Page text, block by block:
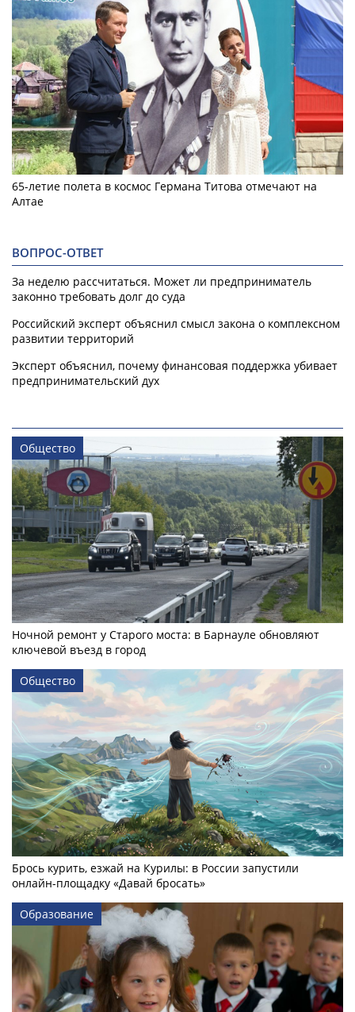
65-летие полета в космос Германа Титова отмечают на
Алтае
ВОПРОС-ОТВЕТ
За неделю рассчитаться. Может ли предприниматель
законно требовать долг до суда
Российский эксперт объяснил смысл закона о комплексном
развитии территорий
Эксперт объяснил, почему финансовая поддержка убивает
предпринимательский дух
Общество
Ночной ремонт у Старого моста: в Барнауле обновляют
ключевой въезд в город
Общество
Брось курить, езжай на Курилы: в России запустили
онлайн-­площадку «Давай бросать»
Образование